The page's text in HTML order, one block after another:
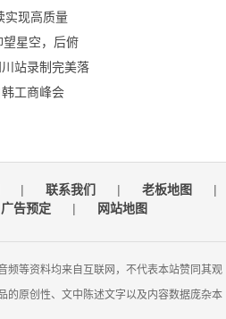
实现高质量
星空，后俯
站录制完美落
工商峰会
| 联系我们 | 老板地图
|
广告预定 | 网站地图
频等资料均来自互联网，不代表本站赞同其观
的原创性、文中陈述文字以及内容数据庞杂本